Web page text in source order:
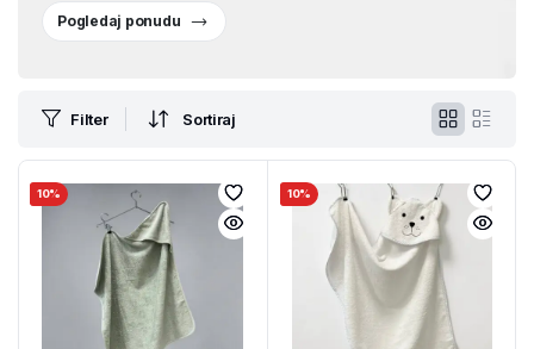
Pogledaj ponudu
Filter Sortiraj
10% 10%